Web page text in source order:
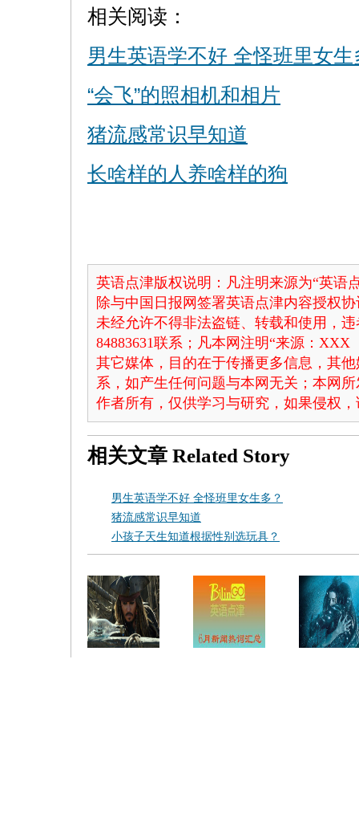
相关阅读：
男生英语学不好 全怪班里女生
“会飞”的照相机和相片
猪流感常识早知道
长啥样的人养啥样的狗
英语点津版权说明：凡注明来源为“英语
除与中国日报网签署英语点津内容授权
未经允许不得非法盗链、转载和使用，
84883631联系；凡本网注明“来源：
其它媒体，目的在于传播更多信息，其
系，如产生任何问题与本网无关；本网
作者所有，仅供学习与研究，如果侵权
相关文章 Related Story
男生英语学不好 全怪班里女生多？
猪流感常识早知道
小孩子天生知道根据性别选玩具？